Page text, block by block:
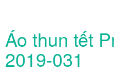
Áo thun tết
2019-031